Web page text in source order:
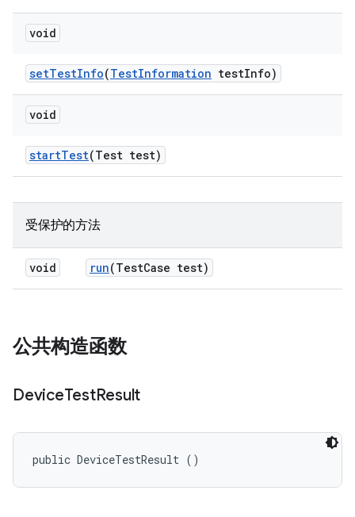
void
setTestInfo(TestInformation testInfo)
void
startTest(Test test)
受保护的方法
void run(TestCase test)
公共构造函数
DeviceTestResult
public DeviceTestResult ()